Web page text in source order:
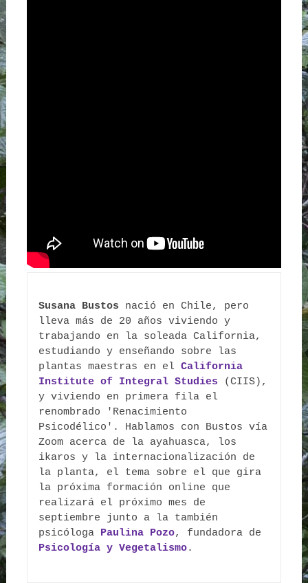
Susana Bustos nació en Chile, pero
lleva más de 20 años viviendo y
trabajando en la soleada California,
estudiando y enseñando sobre las
plantas maestras en el California
Institute of Integral Studies (CIIS),
y viviendo en primera fila el
renombrado 'Renacimiento
Psicodélico'. Hablamos con Bustos vía
Zoom acerca de la ayahuasca, los
ikaros y la internacionalización de
la planta, el tema sobre el que gira
la próxima formación online que
realizará el próximo mes de
septiembre junto a la también
psicóloga Paulina Pozo
Psicología y Vegetalismo.